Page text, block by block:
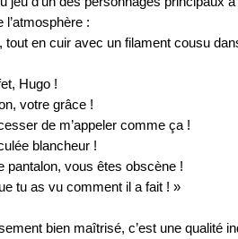
l’atmosphère :
tout en cuir avec un filament cousu
Hugo !
votre grâce !
de m’appeler comme ça !
blancheur !
pantalon, vous êtes obscène !
tu as vu comment il a fait ! »
bien maîtrisé, c’est une qualité